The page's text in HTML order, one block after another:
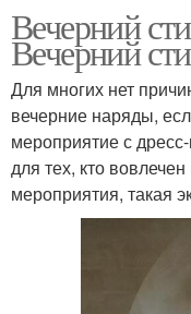
Вечерний
Вечерний
Для многих нет
вечерние наряды,
мероприятие с
для тех, кто
мероприятия, такая